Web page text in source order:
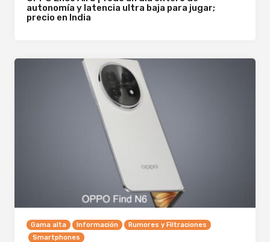
autonomía y latencia ultra baja para jugar;
precio en India
Gama alta Información
Rumores y Filtraciones
Smartphones